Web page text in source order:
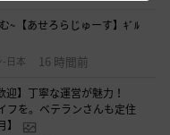
~【あせろらじゅーす】ｷﾞﾙ
日本 16 時間前
迎】丁寧な運営が魅力！
フを。ベテランさんも定住